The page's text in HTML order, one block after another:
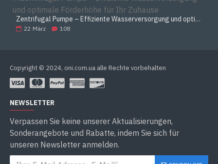
Zentrifugal Pumpe – Effiziente Wasserversorgung und optimale Förderhöhe für Ihr Zuhause
22 März 108
Copyright © 2024, oni.com.ua alle Rechte vorbehalten
NEWSLETTER
Verpassen Sie keine unserer Aktualisierungen,
Sonderangebote und Rabatte, indem Sie sich für
unseren Newsletter anmelden.